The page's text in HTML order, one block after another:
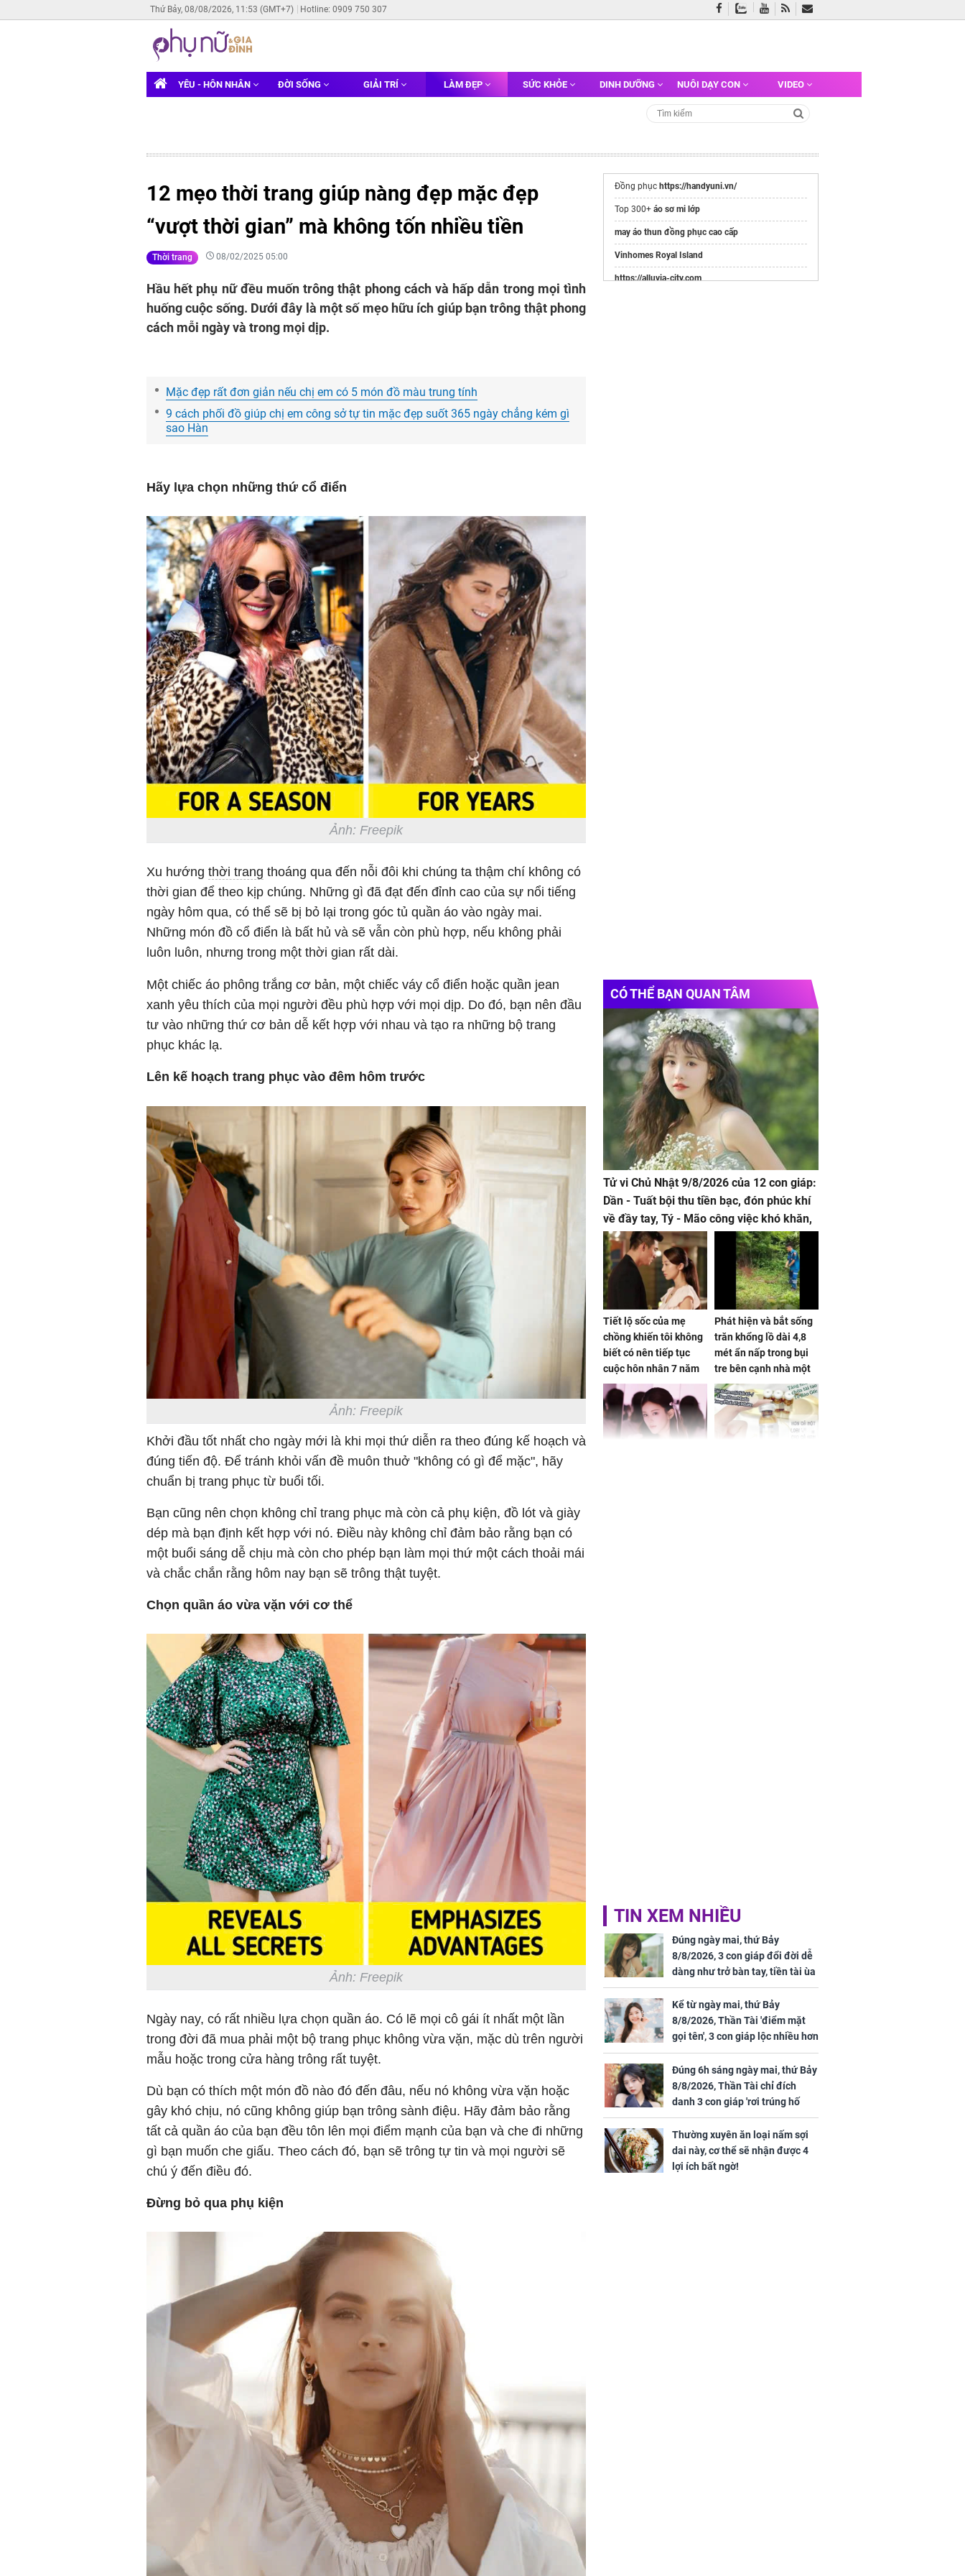
Thứ Bảy, 08/08/2026, 11:53 (GMT+7) Hotline: 0909 750 307
YÊU - HÔN NHÂN ĐỜI SỐNG GIẢI TRÍ LÀM ĐẸP SỨC KHỎE DINH DƯỠNG NUÔI DẠY CON VIDEO
12 mẹo thời trang giúp nàng đẹp mặc đẹp
“vượt thời gian” mà không tốn nhiều tiền
Thời trang 08/02/2025 05:00
Hầu hết phụ nữ đều muốn trông thật phong cách và hấp dẫn trong mọi tình
huống cuộc sống. Dưới đây là một số mẹo hữu ích giúp bạn trông thật phong
cách mỗi ngày và trong mọi dịp.
Mặc đẹp rất đơn giản nếu chị em có 5 món đồ màu trung tính
9 cách phối đồ giúp chị em công sở tự tin mặc đẹp suốt 365 ngày chẳng kém gì
sao Hàn
Hãy lựa chọn những thứ cổ điển
Ảnh: Freepik
Xu hướng thời trang thoáng qua đến nỗi đôi khi chúng ta thậm chí không có
thời gian để theo kịp chúng. Những gì đã đạt đến đỉnh cao của sự nổi tiếng
ngày hôm qua, có thể sẽ bị bỏ lại trong góc tủ quần áo vào ngày mai.
Những món đồ cổ điển là bất hủ và sẽ vẫn còn phù hợp, nếu không phải
luôn luôn, nhưng trong một thời gian rất dài.
Một chiếc áo phông trắng cơ bản, một chiếc váy cổ điển hoặc quần jean
xanh yêu thích của mọi người đều phù hợp với mọi dịp. Do đó, bạn nên đầu
tư vào những thứ cơ bản dễ kết hợp với nhau và tạo ra những bộ trang
phục khác lạ.
Lên kế hoạch trang phục vào đêm hôm trước
Ảnh: Freepik
Khởi đầu tốt nhất cho ngày mới là khi mọi thứ diễn ra theo đúng kế hoạch và
đúng tiến độ. Để tránh khỏi vấn đề muôn thuở "không có gì để mặc", hãy
chuẩn bị trang phục từ buổi tối.
Bạn cũng nên chọn không chỉ trang phục mà còn cả phụ kiện, đồ lót và giày
dép mà bạn định kết hợp với nó. Điều này không chỉ đảm bảo rằng bạn có
một buổi sáng dễ chịu mà còn cho phép bạn làm mọi thứ một cách thoải mái
và chắc chắn rằng hôm nay bạn sẽ trông thật tuyệt.
Chọn quần áo vừa vặn với cơ thể
Ảnh: Freepik
Ngày nay, có rất nhiều lựa chọn quần áo. Có lẽ mọi cô gái ít nhất một lần
trong đời đã mua phải một bộ trang phục không vừa vặn, mặc dù trên người
mẫu hoặc trong cửa hàng trông rất tuyệt.
Dù bạn có thích một món đồ nào đó đến đâu, nếu nó không vừa vặn hoặc
gây khó chịu, nó cũng không giúp bạn trông sành điệu. Hãy đảm bảo rằng
tất cả quần áo của bạn đều tôn lên mọi điểm mạnh của bạn và che đi những
gì bạn muốn che giấu. Theo cách đó, bạn sẽ trông tự tin và mọi người sẽ
chú ý đến điều đó.
Đừng bỏ qua phụ kiện
Đồng phục https://handyuni.vn/
Top 300+ áo sơ mi lớp
may áo thun đồng phục cao cấp
Vinhomes Royal Island
https://alluvia-city.com
CÓ THỂ BẠN QUAN TÂM
Tử vi Chủ Nhật 9/8/2026 của 12 con giáp:
Dần - Tuất bội thu tiền bạc, đón phúc khí
về đầy tay, Tý - Mão công việc khó khăn,
tiền bạc đội nón ra đi
Tiết lộ sốc của mẹ
chồng khiến tôi không
biết có nên tiếp tục
cuộc hôn nhân 7 năm
nữa hay không
Phát hiện và bắt sống
trăn khổng lồ dài 4,8
mét ẩn nấp trong bụi
tre bên cạnh nhà một
cụ bà
TIN XEM NHIỀU
Đúng ngày mai, thứ Bảy
8/8/2026, 3 con giáp đổi đời dễ
dàng như trở bàn tay, tiền tài ùa
tới, ngồi không lộc cũng đến,
phú quý theo tới già
Kể từ ngày mai, thứ Bảy
8/8/2026, Thần Tài 'điểm mặt
gọi tên', 3 con giáp lộc nhiều hơn
sông, tài vận sáng như trăng
Rằm, chính thức hết khổ
Đúng 6h sáng ngày mai, thứ Bảy
8/8/2026, Thần Tài chỉ đích
danh 3 con giáp 'rơi trúng hố
vàng', tiền bạc ùa về nhà 'như lũ
cuốn', vươn mình thành đại gia
trong phút chốc
Thường xuyên ăn loại nấm sợi
dai này, cơ thể sẽ nhận được 4
lợi ích bất ngờ!